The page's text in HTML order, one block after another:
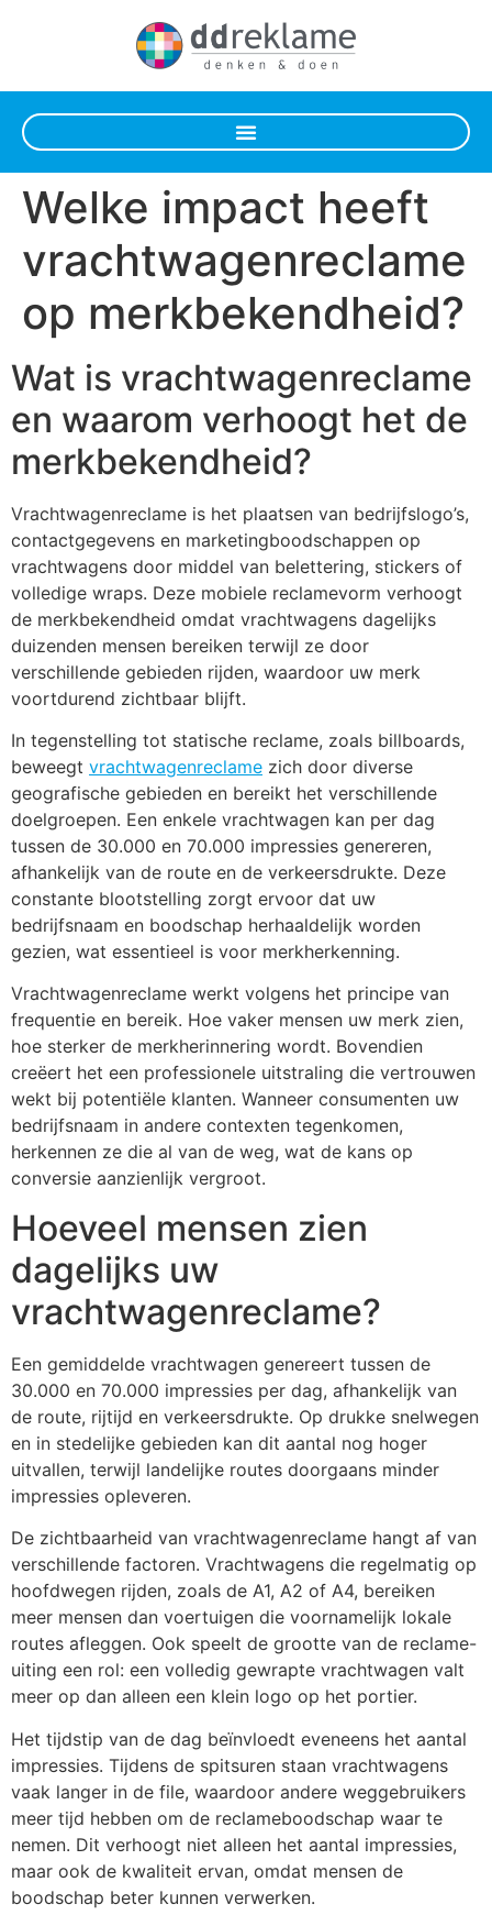
Welke impact heeft
vrachtwagenreclame
op merkbekendheid?
Wat is vrachtwagenreclame
en waarom verhoogt het de
merkbekendheid?
Vrachtwagenreclame is het plaatsen van bedrijfslogo’s,
contactgegevens en marketingboodschappen op
vrachtwagens door middel van belettering, stickers of
volledige wraps. Deze mobiele reclamevorm verhoogt
de merkbekendheid omdat vrachtwagens dagelijks
duizenden mensen bereiken terwijl ze door
verschillende gebieden rijden, waardoor uw merk
voortdurend zichtbaar blijft.
In tegenstelling tot statische reclame, zoals billboards,
beweegt vrachtwagenreclame zich door diverse
geografische gebieden en bereikt het verschillende
doelgroepen. Een enkele vrachtwagen kan per dag
tussen de 30.000 en 70.000 impressies genereren,
afhankelijk van de route en de verkeersdrukte. Deze
constante blootstelling zorgt ervoor dat uw
bedrijfsnaam en boodschap herhaaldelijk worden
gezien, wat essentieel is voor merkherkenning.
Vrachtwagenreclame werkt volgens het principe van
frequentie en bereik. Hoe vaker mensen uw merk zien,
hoe sterker de merkherinnering wordt. Bovendien
creëert het een professionele uitstraling die vertrouwen
wekt bij potentiële klanten. Wanneer consumenten uw
bedrijfsnaam in andere contexten tegenkomen,
herkennen ze die al van de weg, wat de kans op
conversie aanzienlijk vergroot.
Hoeveel mensen zien
dagelijks uw
vrachtwagenreclame?
Een gemiddelde vrachtwagen genereert tussen de
30.000 en 70.000 impressies per dag, afhankelijk van
de route, rijtijd en verkeersdrukte. Op drukke snelwegen
en in stedelijke gebieden kan dit aantal nog hoger
uitvallen, terwijl landelijke routes doorgaans minder
impressies opleveren.
De zichtbaarheid van vrachtwagenreclame hangt af van
verschillende factoren. Vrachtwagens die regelmatig op
hoofdwegen rijden, zoals de A1, A2 of A4, bereiken
meer mensen dan voertuigen die voornamelijk lokale
routes afleggen. Ook speelt de grootte van de reclame-
uiting een rol: een volledig gewrapte vrachtwagen valt
meer op dan alleen een klein logo op het portier.
Het tijdstip van de dag beïnvloedt eveneens het aantal
impressies. Tijdens de spitsuren staan vrachtwagens
vaak langer in de file, waardoor andere weggebruikers
meer tijd hebben om de reclameboodschap waar te
nemen. Dit verhoogt niet alleen het aantal impressies,
maar ook de kwaliteit ervan, omdat mensen de
boodschap beter kunnen verwerken.